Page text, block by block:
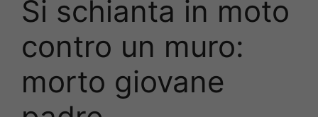
Si schianta in moto
contro un muro:
morto giovane